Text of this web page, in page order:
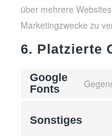
über mehrere
Marketingzwecke zu
6. Platzierte
Google
Fonts
Sonstiges